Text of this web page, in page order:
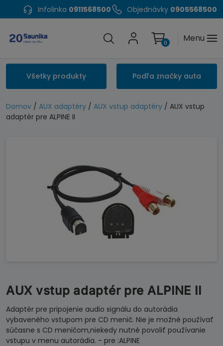
Infolinka 0911568500 Objednávky 0905568500
Menu
0
Všetky produkty Podľa značky auta
Domov / AUX adaptéry / AUX vstup adaptéry / AUX vstup
adaptér pre ALPINE II
AUX vstup adaptér pre ALPINE II
Adaptér pre pripojenie audio signálu do autorádia
vybaveného vstupom pre CD menič. Nie je možné používať
súčasne s CD meničom,niekedy nutné povoliť používanie
vstupu v menu autorádia. - pre :ALPINE